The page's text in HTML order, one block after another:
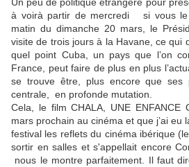
à voirà partir de mercredi si vous le
matin du dimanche 20 mars, le
visite de trois jours à la Havane, ce qui
quel point Cuba, un pays que l’on
France, peut faire de plus en plus
se trouve être, plus encore que ses
centrale, en profonde mutation.
Cela, le film CHALA, UNE
mars prochain au cinéma et que j’ai eu
festival les reflets du cinéma ibérique
sortir en salles et s'appellait encore
nous le montre parfaitement. Il faut